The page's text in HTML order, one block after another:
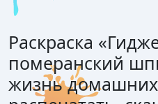
Раскраска «
померанский
жизнь